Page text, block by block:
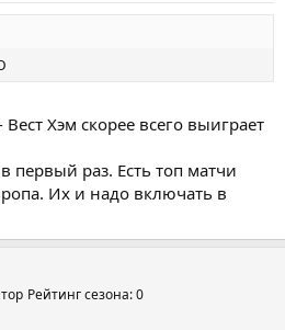
Хэм скорее всего выиграет
первый раз. Есть топ матчи
Их и надо включать в
Рейтинг сезона: 0